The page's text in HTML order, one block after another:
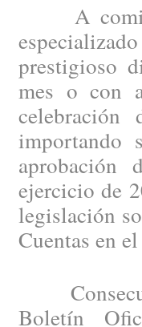
A
prestigioso
mes o con
celebración
importando
aprobación
ejercicio de
legislación
Cuentas en
Boletín